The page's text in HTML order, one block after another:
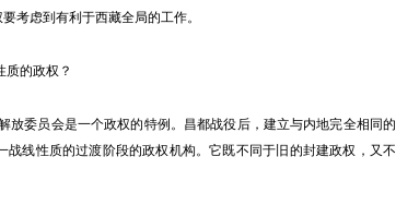
考虑到有利于西藏全局的工作。
的政权？
委员会是一个政权的特例。昌都战役后，建立与内地完全相同的
线性质的过渡阶段的政权机构。它既不同于旧的封建政权，又不